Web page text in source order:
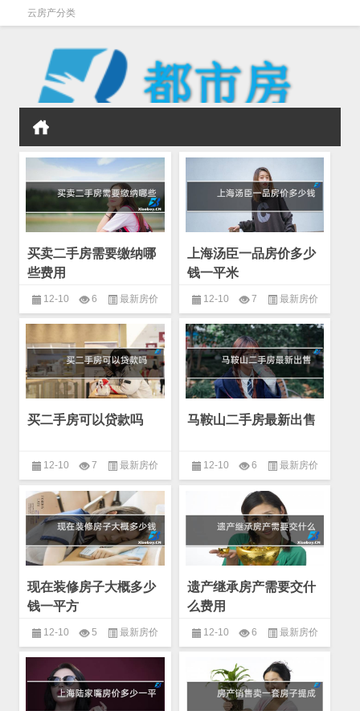
云房产分类
买卖二手房需要缴纳哪
些费用
12-10 6 最新房价
上海汤臣一品房价多少
钱一平米
12-10 7 最新房价
买二手房可以贷款吗
12-10 7 最新房价
马鞍山二手房最新出售
12-10 6 最新房价
现在装修房子大概多少
钱一平方
12-10 5 最新房价
遗产继承房产需要交什
么费用
12-10 6 最新房价